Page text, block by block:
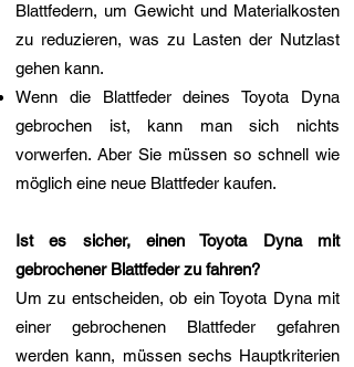
Blattfedern, um Gewicht und Materialkosten
zu reduzieren, was zu Lasten der Nutzlast
gehen kann.
Wenn die Blattfeder deines Toyota Dyna
gebrochen ist, kann man sich nichts
vorwerfen. Aber Sie müssen so schnell wie
möglich eine neue Blattfeder kaufen.
Ist es sicher, einen Toyota Dyna mit
gebrochener Blattfeder zu fahren?
Um zu entscheiden, ob ein Toyota Dyna mit
einer gebrochenen Blattfeder gefahren
werden kann, müssen sechs Hauptkriterien